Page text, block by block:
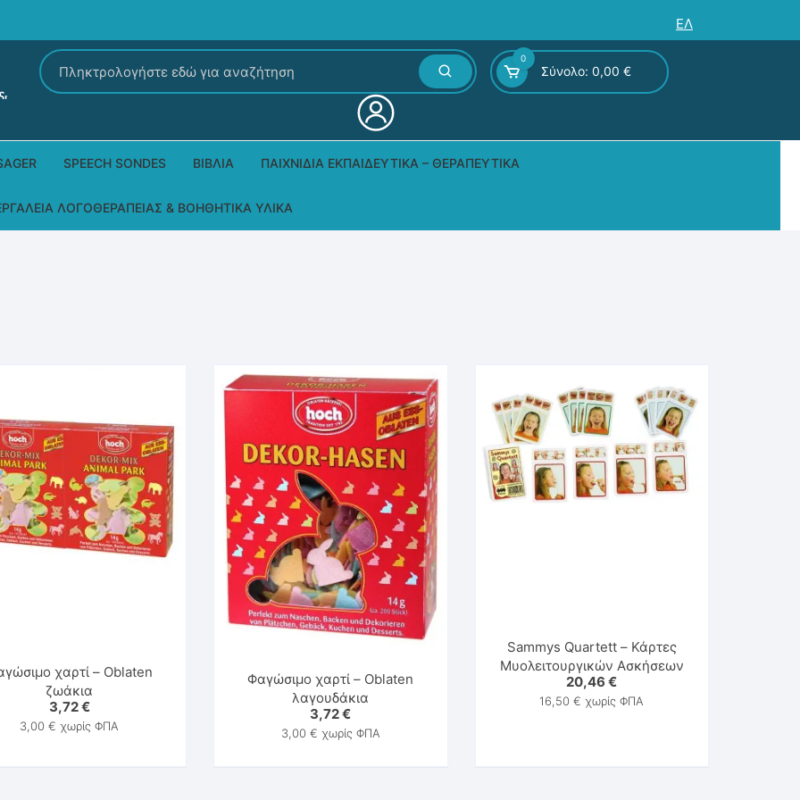
ΕΛ
Αναζήτηση
για:
0
Σύνολο: 0,00 €
SPEECH SONDES ΒΙΒΛΊΑ
Εκδόσεις Ρόδων
ΠΑΙΧΝΊΔΙΑ ΕΚΠΑΙΔΕΥΤΙΚΆ – ΘΕΡΑΠΕΥΤΙΚΆ
Δεξιοτήτων – Μίμησης – Επιτραπέζια
ΛΟΓΟΘΕΡΑΠΕΊΑΣ & ΒΟΗΘΗΤΙΚΆ ΥΛΙΚΆ
Παιχνίδια & Υλικά Εκπνοής
Στοματοκινητική Μυολειτουργική Θεραπεία
χαρτί – Oblaten
ζωάκια
3,72€
3,00€ χωρίς ΦΠΑ
Φαγώσιμο χαρτί – Oblaten
λαγουδάκια
3,72€
3,00 € χωρίς ΦΠΑ
Sammys Quartett – Κάρτες
Μυολειτουργικών Ασκήσεων
20,46€
16,50€ χωρίς ΦΠΑ